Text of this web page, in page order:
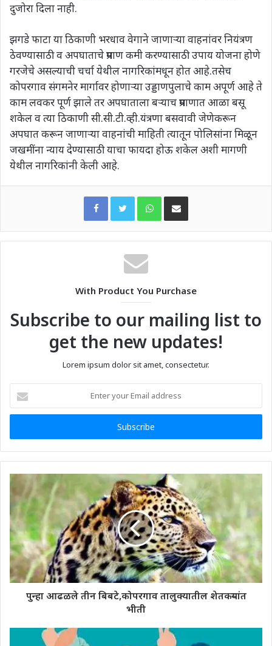
दुजोरा दिला नाही.
झगडे फाटा या ठिकाणी भरधाव वेगाने जाणाऱ्या वाहनांवर नियंत्रण
ठेवण्यासाठी व अपघाताचे प्रमाण कमी करण्यासाठी उपाय योजना होणे
गरजेचे असल्याची चर्चा येथील नागरिकांमधून होत आहे.तसेच
कोपरगाव संगमनेर मार्गावर होणाऱ्या उड्डाणपुलाचे काम अपूर्ण आहे ते
काम लवकर पूर्ण झाले तर अपघाताला बऱ्याच प्रमाणात आळा बसू
शकेल व त्या ठिकाणी सी.सी.टी.व्ही.यंत्रणा बसवावी जेणेकरून
अपघात करून जाणाऱ्या वाहनांची माहिती त्यातून पोलिसांना मिळून
जखमींना न्याय देण्यासाठी याचा फायदा होऊ शकेल अशी मागणी
येथील नागरिकांनी केली आहे.
WhatsAppShare via Email
With Product You Purchase
Subscribe to our mailing list to
get the new updates!
Lorem ipsum dolor sit amet, consectetur.
your
Email
पुन्हा आढळले तीन बिबटे,कोपरगाव तालुक्यातील शेतकऱ्यांत
भीती